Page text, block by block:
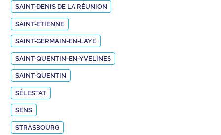
SAINT-DENIS DE LA RÉUNION
SAINT-ETIENNE
SAINT-GERMAIN-EN-LAYE
SAINT-QUENTIN-EN-YVELINES
SAINT-QUENTIN
SÉLESTAT
SENS
STRASBOURG